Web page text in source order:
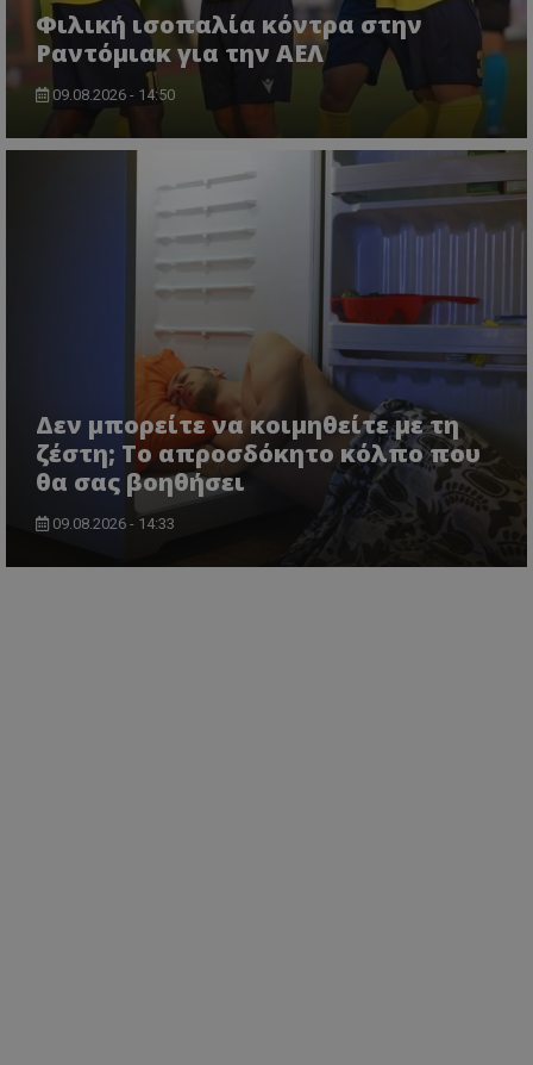
Φιλική ισοπαλία κόντρα στην
Ραντόμιακ για την ΑΕΛ
09.08.2026 - 14:50
Δεν μπορείτε να κοιμηθείτε με τη
ζέστη; Το απροσδόκητο κόλπο που
θα σας βοηθήσει
09.08.2026 - 14:33